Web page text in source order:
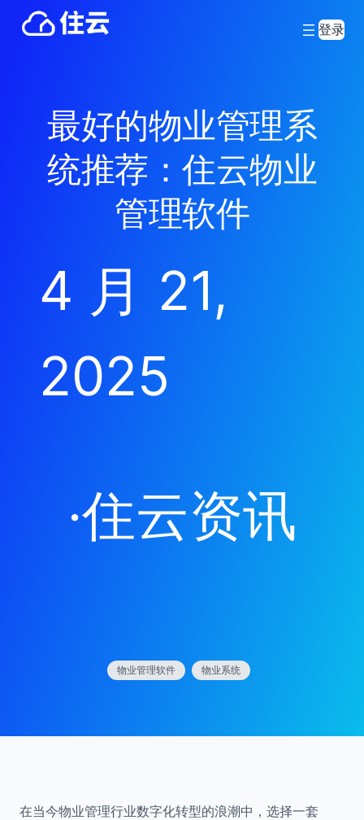
登录
最好的物业管理系
统推荐：住云物业
管理软件
4 月 21,
2025
·住云资讯
物业管理软件 物业系统
在当今物业管理行业数字化转型的浪潮中，选择一套